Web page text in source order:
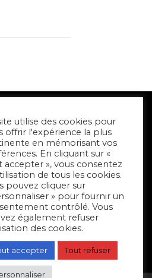
utilise des cookies pour
offrir l'expérience la plus
en mémorisant vos
En cliquant sur «
accepter », vous consentez
de tous les cookies.
pouvez cliquer sur
» pour fournir un
contrôlé. Vous
également refuser
des cookies.
accepter Tout refuser